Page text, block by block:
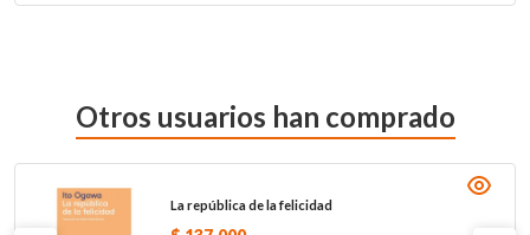
Otros usuarios han comprado
La república de la felicidad